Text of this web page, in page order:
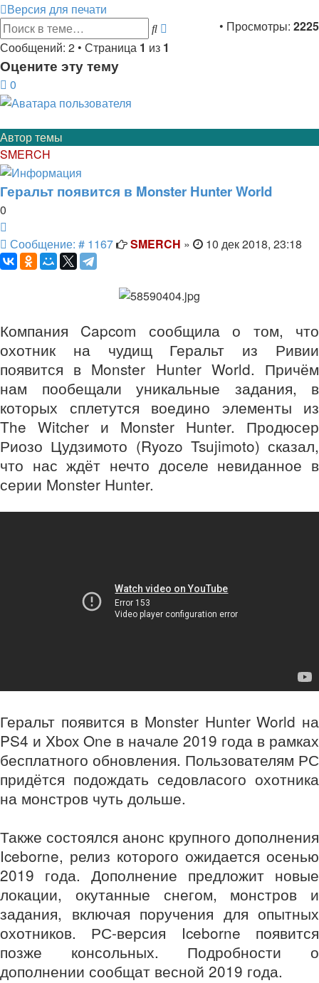
Версия для печати
• Просмотры: 2225
ПоискРасширенный
поиск
Сообщений: 2 • Страница 1 из 1
Оцените эту тему
0
Автор темы
SMERCH
Геральт появится в Monster Hunter World
0
Сообщение: # 1167Сообщение
SMERCH » 10 дек 2018, 23:18
Компания Capcom сообщила о том, что
охотник на чудищ Геральт из Ривии
появится в Monster Hunter World. Причём
нам пообещали уникальные задания, в
которых сплетутся воедино элементы из
The Witcher и Monster Hunter. Продюсер
Риозо Цудзимото (Ryozo Tsujimoto) сказал,
что нас ждёт нечто доселе невиданное в
серии Monster Hunter.
Геральт появится в Monster Hunter World на
PS4 и Xbox One в начале 2019 года в рамках
бесплатного обновления. Пользователям РС
придётся подождать седовласого охотника
на монстров чуть дольше.
Также состоялся анонс крупного дополнения
Iceborne, релиз которого ожидается осенью
2019 года. Дополнение предложит новые
локации, окутанные снегом, монстров и
задания, включая поручения для опытных
охотников. РС-версия Iceborne появится
позже консольных. Подробности о
дополнении сообщат весной 2019 года.